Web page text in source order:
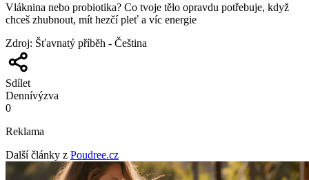
Vláknina nebo probiotika? Co tvoje tělo opravdu potřebuje, když
chceš zhubnout, mít hezčí pleť a víc energie
Zdroj: Šťavnatý příběh - Čeština
Sdílet
Dennívýzva
0
Reklama
Další články z Poudree.cz